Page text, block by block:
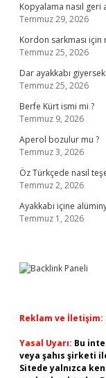
Kopyalama nasıl geri
Temmuz 29, 2026
Kordon sarkması
Temmuz 25, 2026
Dar ayakkabı
Temmuz 25, 2026
Berfe Kürt ismi mi ?
Temmuz 9, 2026
Aperol bozulur mu ?
Temmuz 3, 2026
Öz Türkçede nasıl
Temmuz 2, 2026
Ayakkabi içine
Temmuz 1, 2026
Reklam ve İletişim:
Yasal Uyarı: Bu
veya şahıs şirketi
Sitede yalnızca